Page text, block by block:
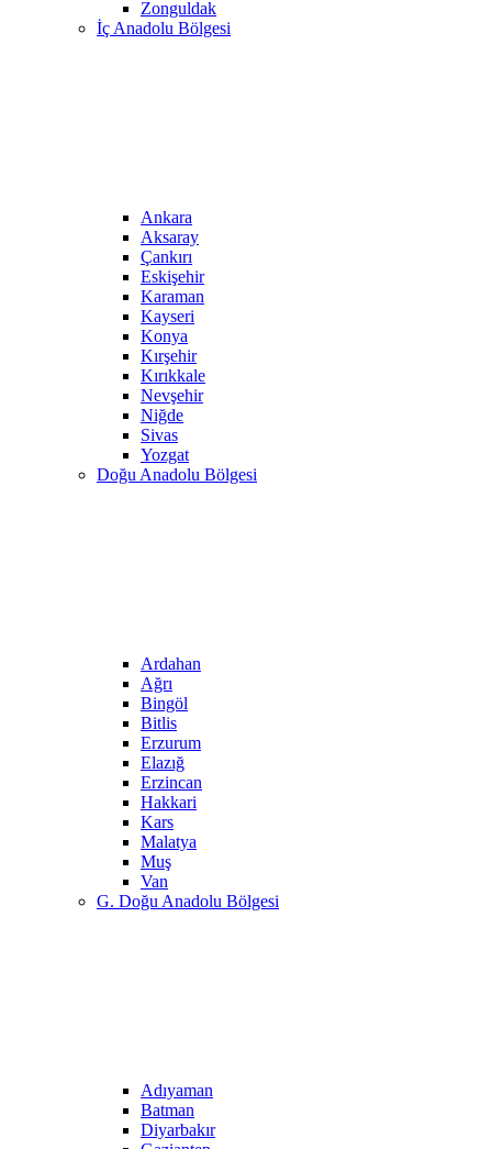
Zonguldak
İç Anadolu Bölgesi
Ankara
Aksaray
Çankırı
Eskişehir
Karaman
Kayseri
Konya
Kırşehir
Kırıkkale
Nevşehir
Niğde
Sivas
Yozgat
Doğu Anadolu Bölgesi
Ardahan
Ağrı
Bingöl
Bitlis
Erzurum
Elazığ
Erzincan
Hakkari
Kars
Malatya
Muş
Van
G. Doğu Anadolu Bölgesi
Adıyaman
Batman
Diyarbakır